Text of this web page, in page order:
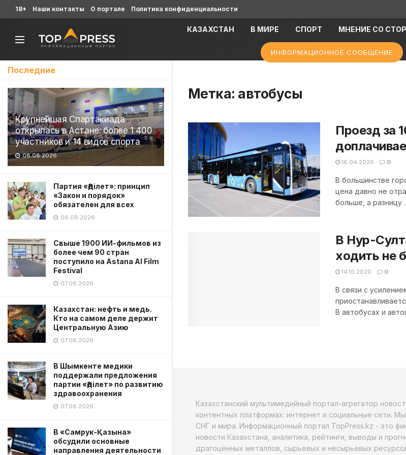
Последние
Крупнейшая Спартакиада
открылась в Астане: более 1 400
участников и 14 видов спорта
08.08.2026
Партия «Әділет»: принцип
«Закон и порядок»
обязателен для всех
08.08.2026
Свыше 1900 ИИ-фильмов из
более чем 90 стран
поступило на Astana AI Film
Festival
07.08.2026
Казахстан: нефть и медь.
Кто на самом деле держит
Центральную Азию
07.08.2026
В Шымкенте медики
поддержали предложения
партии «Әділет» по развитию
здравоохранения
07.08.2026
В «Самрук-Қазына»
обсудили основные
направления деятельности
18+ Наши контакты О портале Политика конфиденциальности
КАЗАХСТАН В МИРЕ СПОРТ МНЕНИЕ СО
ИНФОРМАЦИОННОЕ СООБЩЕНИЕ
Метка: автобусы
Проезд за
16.04.2026 0
В большинстве
цена давно не
больше, а разницу
В Нур-
ходить не
14.10.2020 0
В связи с
В автобусах и
Казахстанский мультимедийный портал-агрегатор
контентных платформах: интернет и социальные сети.
СНГ и мира. Информационный портал TopPress.kz - это
новости Казахстана, аналитика, рейтинги, выводы и
драгоценных металлов, сырьевых и несырьевых